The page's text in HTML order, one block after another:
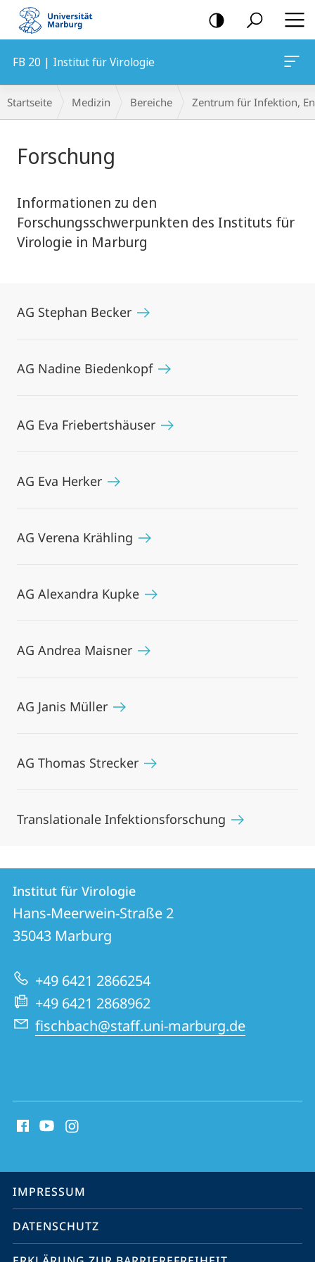
Mobile-
Navigation
FB 20 | Institut für Virologie
Breadcrumb-
Navigation
Startseite Medizin Bereiche Zentrum für Infektion,
Forschung
Informationen zu den
Forschungsschwerpunkten des Instituts für
Virologie in Marburg
AG Stephan Becker
AG Nadine Biedenkopf
AG Eva Friebertshäuser
AG Eva Herker
AG Verena Krähling
AG Alexandra Kupke
AG Andrea Maisner
AG Janis Müller
AG Thomas Strecker
Translationale Infektionsforschung
Kontakt
und
Informationen
zur
Website
Kontaktinformationen
Institut
für
Virologie
Institut für Virologie
Hans-Meerwein-Straße 2
35043 Marburg
+49 6421 2866254
+49 6421 2868962
fischbach@staff.uni-marburg.de
Media
Service-
Navigation
IMPRESSUM
DATENSCHUTZ